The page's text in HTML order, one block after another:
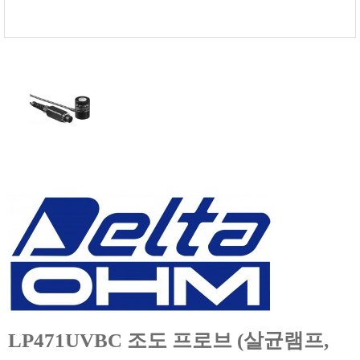
GASTRON
HEIDON
INFICON
INSMARK
IRROMETER
JFE Advantech
KASUGA
KORNO
LP471UVBC 조도 프로브 (살균램프,